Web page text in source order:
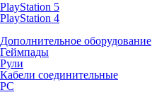
PlayStation 5
PlayStation 4
Дополнительное оборудование
Геймпады
Рули
Кабели соединительные
PC